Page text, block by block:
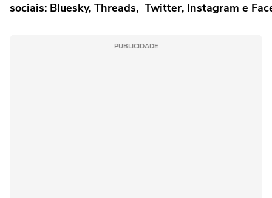
sociais: Bluesky, Threads, Twitter, Instagram e
PUBLICIDADE